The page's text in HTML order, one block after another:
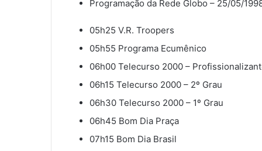
e
a
Programação da Rede Globo – 25/05/
05h25 V.R. Troopers
05h55 Programa Ecumênico
06h00 Telecurso 2000 –
06h15 Telecurso 2000 – 2º Grau
06h30 Telecurso 2000 – 1º Grau
06h45 Bom Dia Praça
07h15 Bom Dia Brasil